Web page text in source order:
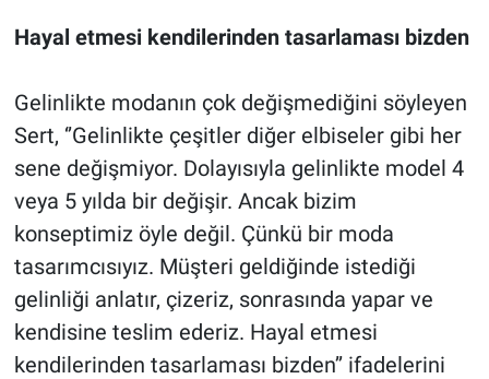
Hayal etmesi kendilerinden tasarlaması bizden
Gelinlikte modanın çok değişmediğini söyleyen
Sert, ‘’Gelinlikte çeşitler diğer elbiseler gibi her
sene değişmiyor. Dolayısıyla gelinlikte model 4
veya 5 yılda bir değişir. Ancak bizim
konseptimiz öyle değil. Çünkü bir moda
tasarımcısıyız. Müşteri geldiğinde istediği
gelinliği anlatır, çizeriz, sonrasında yapar ve
kendisine teslim ederiz. Hayal etmesi
kendilerinden tasarlaması bizden’’ ifadelerini